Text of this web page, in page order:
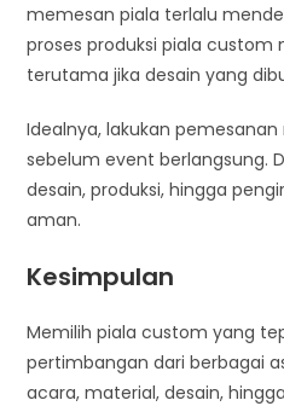
memesan piala terlalu
proses produksi piala
terutama jika desain yang
Idealnya, lakukan
sebelum event berlangsung.
desain, produksi, hingga
aman.
Kesimpulan
Memilih piala custom yang
pertimbangan dari berbagai
acara, material, desain,